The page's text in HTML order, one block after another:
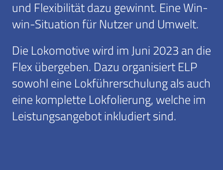
und Flexibilität dazu gewinnt. Eine Win-
win-Situation für Nutzer und Umwelt.
Die Lokomotive wird im Juni 2023 an die
Flex übergeben. Dazu organisiert ELP
sowohl eine Lokführerschulung als auch
eine komplette Lokfolierung, welche im
Leistungsangebot inkludiert sind.